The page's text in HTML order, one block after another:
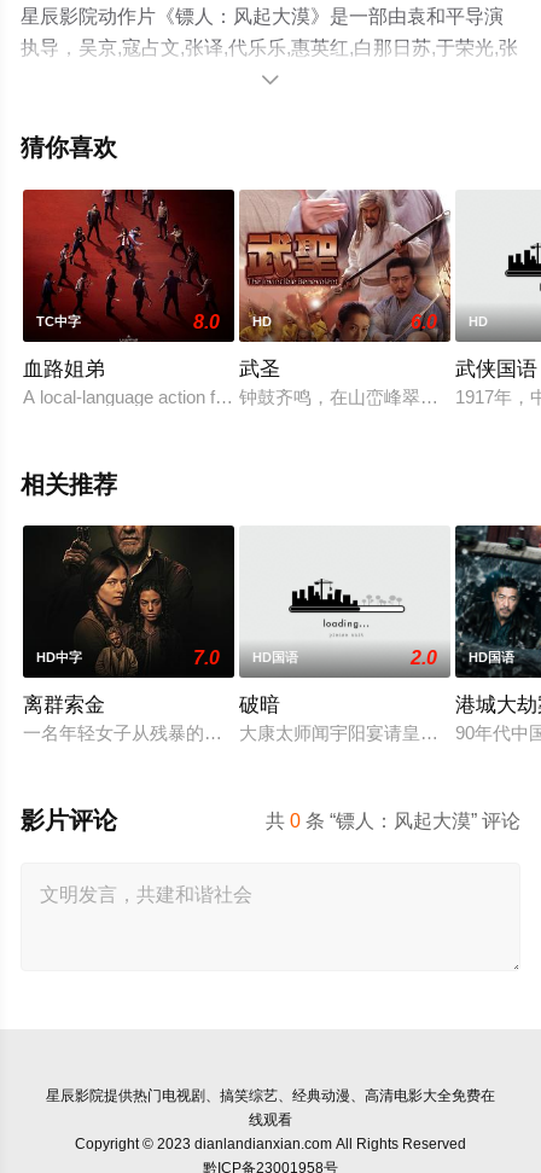
星辰影院动作片《镖人：风起大漠》是一部由袁和平导演
执导，吴京,寇占文,张译,代乐乐,惠英红,白那日苏,于荣光,张
晋,林秋楠,淳于珊珊,谢霆锋,梁家辉,释彦能,李连杰,徐向东,
彩演绎的中国大陆电影，更多高清无删减完整版电影尽在

猜你喜欢
TC中字 8.0
血路姐弟
A local-language action film in which a former martial arts
HD 6.0
武圣
钟鼓齐鸣，在山峦峰翠间响彻回荡。
HD
武侠国语
1917年，
相关推荐
HD中字 7.0
离群索金
一名年轻女子从残暴的亡命团伙手中劫走了一批黄金，一路逃
HD国语 2.0
破暗
大康太师闻宇阳宴请皇上义子神策府
HD国语
港城大
90年代中
共0 条 “镖人：风起大漠” 评论
影片评论
星辰影院提供热门电视剧、搞笑综艺、经典动漫、高清电影大全免费在
线观看
Copyright © 2023 dianlandianxian.com All Rights Reserved
黔ICP备23001958号